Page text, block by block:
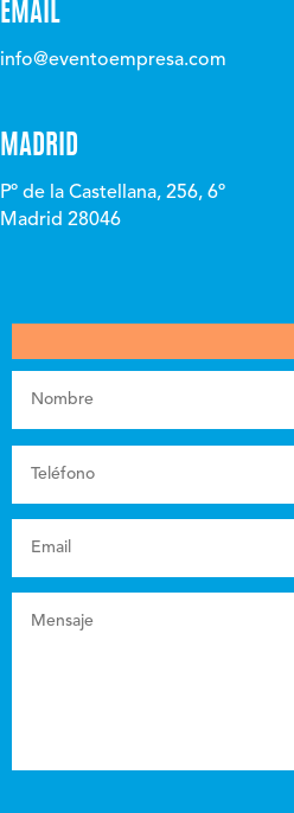
EMAIL
info@eventoempresa.com
MADRID
Pº de la Castellana, 256, 6º
Madrid 28046